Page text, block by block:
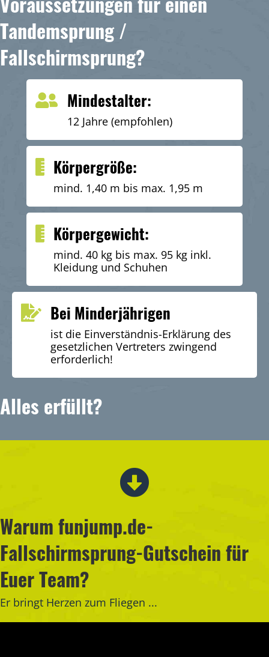
Tandemsprung /
Fallschirmsprung?
Mindestalter:
12 Jahre (empfohlen)
Körpergröße:
mind. 1,40 m bis max. 1,95 m
Körpergewicht:
mind. 40 kg bis max. 95 kg inkl.
Kleidung und Schuhen
Bei Minderjährigen
ist die Einverständnis-Erklärung des
gesetzlichen Vertreters zwingend
erforderlich!
Alles erfüllt?
Warum funjump.de-
Fallschirmsprung-Gutschein für
Euer Team?
Er bringt Herzen zum Fliegen ...